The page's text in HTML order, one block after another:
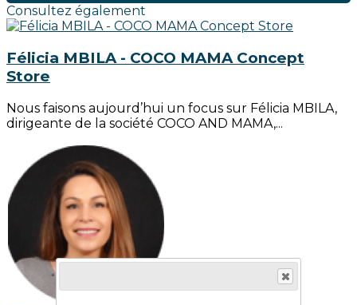
Consultez également
Félicia MBILA - COCO MAMA Concept
Store
Nous faisons aujourd’hui un focus sur Félicia MBILA,
dirigeante de la société COCO AND MAMA,...